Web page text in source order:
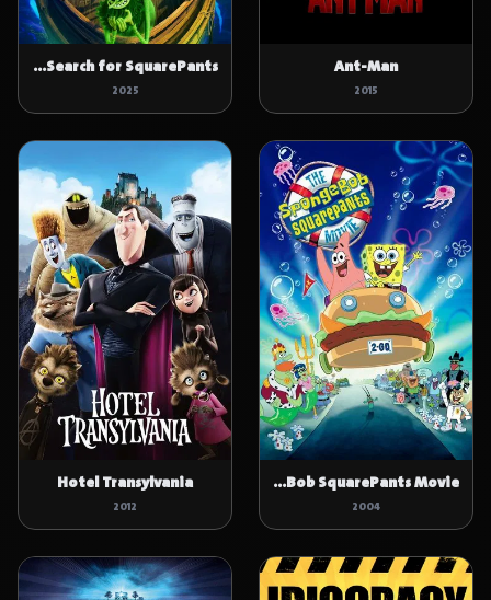
Ant-Man
2015
The SpongeBob Movie: Search for SquarePants
2025
The SpongeBob SquarePants Movie
2004
Hotel Transylvania
2012